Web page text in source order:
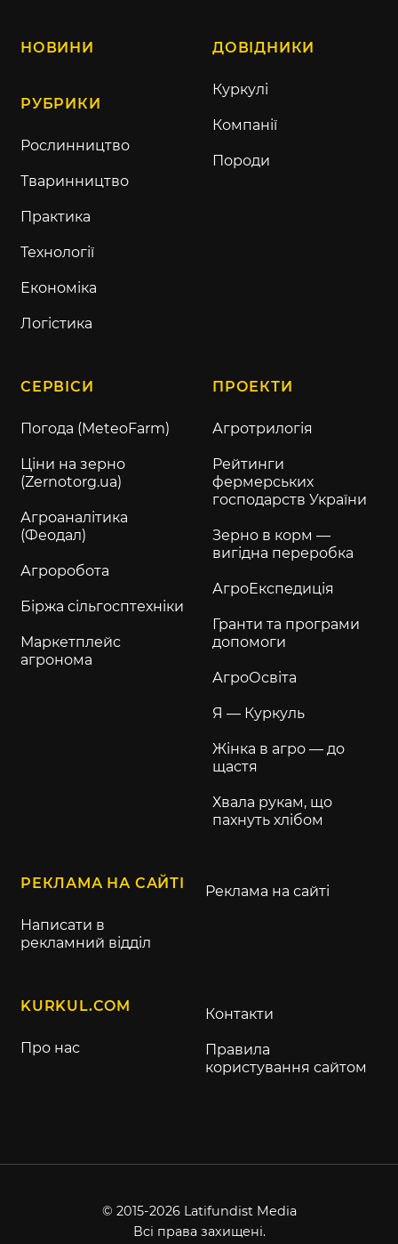
НОВИНИ
РУБРИКИ
Рослинництво
Тваринництво
Практика
Технології
Економіка
Логістика
ДОВІДНИКИ
Куркулі
Компанії
Породи
СЕРВІСИ
Погода (MeteoFarm)
Ціни на зерно
(Zernotorg.ua)
Агроаналітика
(Феодал)
Агроробота
Біржа сільгосптехніки
Маркетплейс
агронома
ПРОЕКТИ
Агротрилогія
Рейтинги
фермерських
господарств України
Зерно в корм —
вигідна переробка
АгроЕкспедиція
Гранти та програми
допомоги
АгроОсвіта
Я — Куркуль
Жінка в агро — до
щастя
Хвала рукам, що
пахнуть хлібом
РЕКЛАМА НА САЙТІ
Написати в
рекламний відділ
Реклама на сайті
KURKUL.COM
Про нас
Контакти
Правила
користування сайтом
© 2015-2026 Latifundist Media
Всі права захищені.